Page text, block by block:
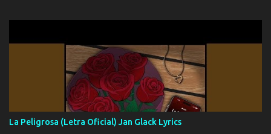
Yo Soy El De Las Pacas Sobrino Del Brazo Armad0 Con mi Glock
fajado y mi R terciado me van a ver allá por TJ para un licenciado
mando un abrazo andamos al cien Choritas también Música
Ando en la colonia bien acelerado traigo un M2 que nunca me ha
fallado para mi compadre mandó un fuerte abrazo también al
Especial sabe que lo apreciamos En los mejores antros me verán
tomando con mujeres hermosas y botellas destapando siempre
La Peligrosa (Letra Oficial) Jan Glack Lyrics